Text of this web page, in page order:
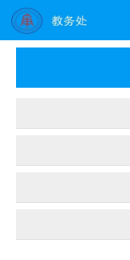
南昌应用技术师范学院，助